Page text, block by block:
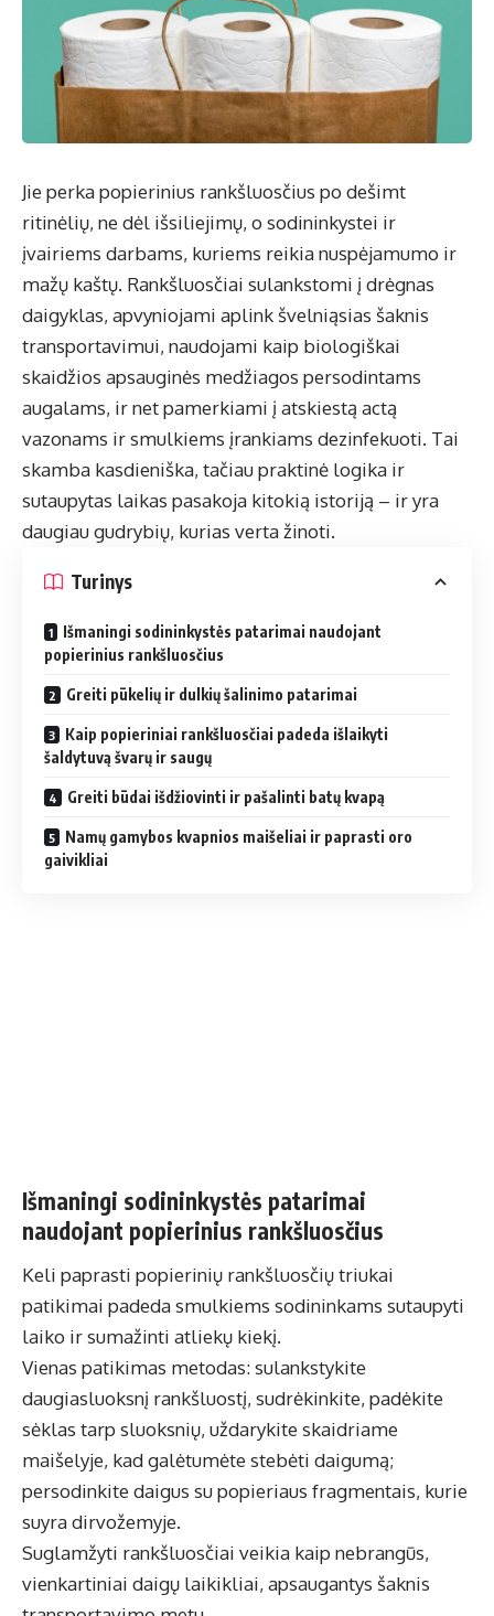
Jie perka popierinius rankšluosčius po dešimt
ritinėlių, ne dėl išsiliejimų, o sodininkystei ir
įvairiems darbams, kuriems reikia nuspėjamumo ir
mažų kaštų. Rankšluosčiai sulankstomi į drėgnas
daigyklas, apvyniojami aplink švelniąsias šaknis
transportavimui, naudojami kaip biologiškai
skaidžios apsauginės medžiagos persodintams
augalams, ir net pamerkiami į atskiestą actą
vazonams ir smulkiems įrankiams dezinfekuoti. Tai
skamba kasdieniška, tačiau praktinė logika ir
sutaupytas laikas pasakoja kitokią istoriją – ir yra
daugiau gudrybių, kurias verta žinoti.
Turinys
Išmaningi sodininkystės patarimai naudojant
popierinius rankšluosčius
Greiti pūkelių ir dulkių šalinimo patarimai
Kaip popieriniai rankšluosčiai padeda išlaikyti
šaldytuvą švarų ir saugų
Greiti būdai išdžiovinti ir pašalinti batų kvapą
Namų gamybos kvapnios maišeliai ir paprasti oro
gaivikliai
Išmaningi sodininkystės patarimai
naudojant popierinius rankšluosčius
Keli paprasti popierinių rankšluosčių triukai
patikimai padeda smulkiems sodininkams sutaupyti
laiko ir sumažinti atliekų kiekį.
Vienas patikimas metodas: sulankstykite
daugiasluoksnį rankšluostį, sudrėkinkite, padėkite
sėklas tarp sluoksnių, uždarykite skaidriame
maišelyje, kad galėtumėte stebėti daigumą;
persodinkite daigus su popieriaus fragmentais, kurie
suyra dirvožemyje.
Suglamžyti rankšluosčiai veikia kaip nebrangūs,
vienkartiniai daigų laikikliai, apsaugantys šaknis